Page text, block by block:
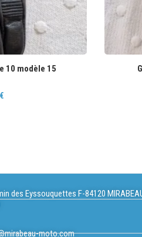
10 modèle 15
€
des Eyssouquettes F-84120
moto.com